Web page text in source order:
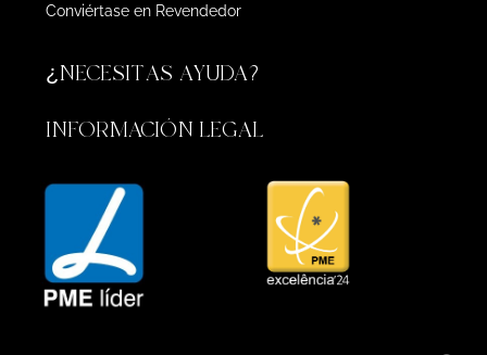
Conviértase en Revendedor
¿NECESITAS AYUDA?
INFORMACIÓN LEGAL